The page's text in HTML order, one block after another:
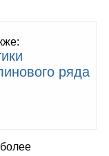
ряда